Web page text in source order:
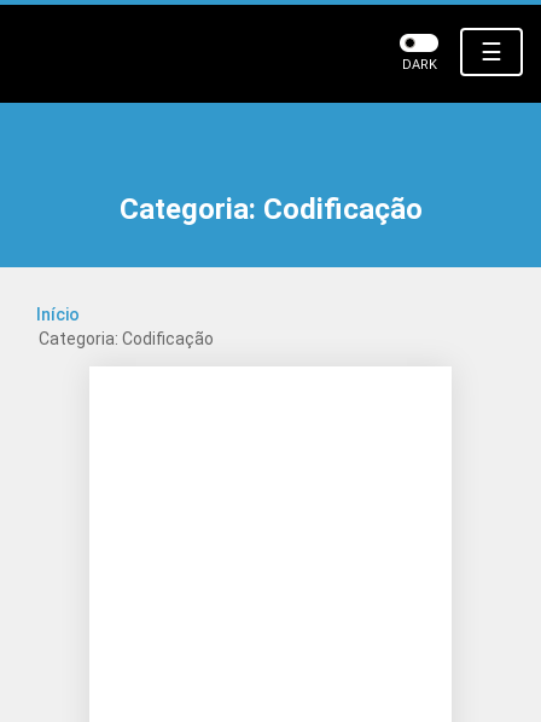
☰
DARK
Categoria: Codificação
Início
Categoria: Codificação